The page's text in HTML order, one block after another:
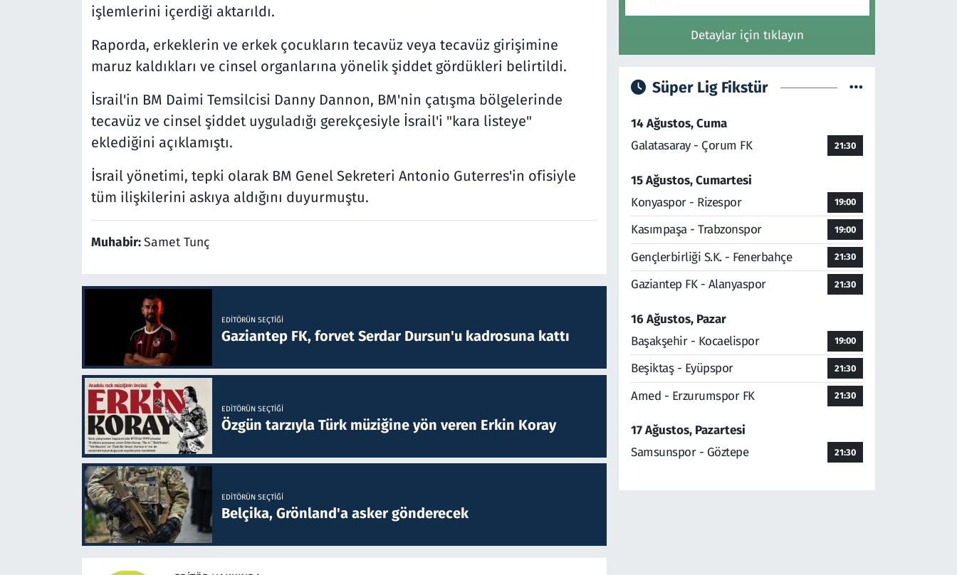
işlemlerini içerdiği aktarıldı.
Raporda, erkeklerin ve erkek çocukların tecavüz veya tecavüz girişimine
maruz kaldıkları ve cinsel organlarına yönelik şiddet gördükleri belirtildi.
İsrail'in BM Daimi Temsilcisi Danny Dannon, BM'nin çatışma bölgelerinde
tecavüz ve cinsel şiddet uyguladığı gerekçesiyle İsrail'i "kara listeye"
eklediğini açıklamıştı.
İsrail yönetimi, tepki olarak BM Genel Sekreteri Antonio Guterres'in ofisiyle
tüm ilişkilerini askıya aldığını duyurmuştu.
Muhabir:Samet Tunç
EDITÖRÜN SEÇTIĞI
Gaziantep FK, forvet Serdar Dursun'u kadrosuna kattı
EDITÖRÜN SEÇTIĞI
Özgün tarzıyla Türk müziğine yön veren Erkin Koray
EDITÖRÜN SEÇTIĞI
Belçika, Grönland'a asker gönderecek
Detaylar için tıklayın
Süper Lig Fikstür
14 Ağustos, Cuma
Galatasaray - Çorum FK
21:30
15 Ağustos, Cumartesi
Konyaspor - Rizespor
19:00
Kasımpaşa - Trabzonspor 19:00
Gençlerbirliği S.K. - Fenerbahçe 21:30
Gaziantep FK - Alanyaspor 21:30
16 Ağustos, Pazar
Başakşehir - Kocaelispor
19:00
Beşiktaş - Eyüpspor 21:30
Amed - Erzurumspor FK 21:30
17 Ağustos, Pazartesi
Samsunspor - Göztepe
21:30